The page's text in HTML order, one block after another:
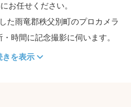
お任せください。
た雨竜郡秩父別町のプロカメラ
時間に記念撮影に伺います。
きを表示